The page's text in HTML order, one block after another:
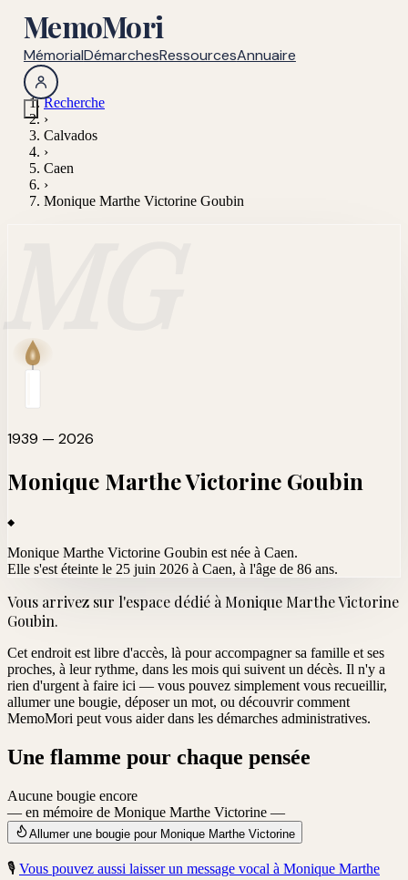
MemoMori
MémorialDémarchesRessourcesAnnuaire
Recherche
›
Calvados
›
Caen
›
Monique Marthe Victorine Goubin
1939 — 2026
Monique Marthe Victorine Goubin
Monique Marthe Victorine Goubin est née à Caen.
Elle s'est éteinte le 25 juin 2026 à Caen, à l'âge de 86 ans.
Vous arrivez sur l'espace dédié à Monique Marthe Victorine
Goubin.
Cet endroit est libre d'accès, là pour accompagner sa famille et ses
proches, à leur rythme, dans les mois qui suivent un décès. Il n'y a
rien d'urgent à faire ici — vous pouvez simplement vous recueillir,
allumer une bougie, déposer un mot, ou découvrir comment
MemoMori peut vous aider dans les démarches administratives.
Une flamme pour chaque pensée
Aucune bougie encore
— en mémoire de Monique Marthe Victorine —
Allumer une bougie pour Monique Marthe Victorine
🎙️ Vous pouvez aussi laisser un message vocal à Monique Marthe